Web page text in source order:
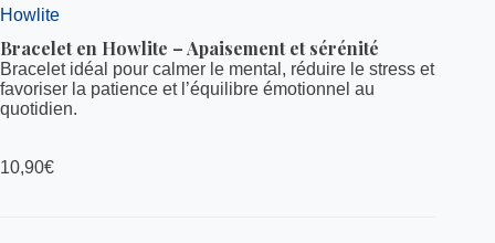
Howlite
Bracelet en Howlite – Apaisement et sérénité
Bracelet idéal pour calmer le mental, réduire le stress et
favoriser la patience et l’équilibre émotionnel au
quotidien.
10,90€